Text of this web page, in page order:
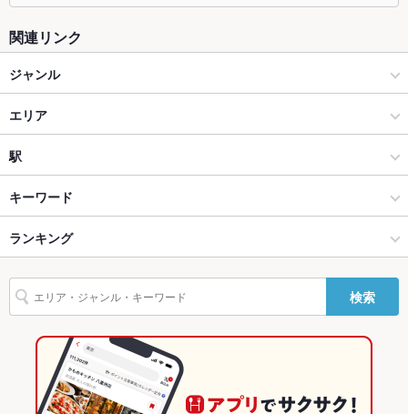
ソファー あり
テラス席
貸切
設備
Wi-Fi
ー
駐車場
その他設備 －
その他
飲み放題 なし
食べ放題 なし
関連リンク
ジャンル
創作料理
和風
春日井・小牧・一宮・江南・瀬戸 × 創作料理
春日井・小牧・一宮・江南・瀬戸 × 和風
江南駅 × 創作料理
江南駅 × 和風
日本料理・懐石・割烹
エリア
江南
江南 × 創作料理
江南 × 和風
江南 × 和食
江南 × 日本料理・懐石・割烹
愛知 × 創作料理
駅
江南駅
キーワード
塩辛 うなぎ
ランキング
愛知のグルメランキング
愛知の創作料理ランキング
春日井・小牧・一宮・江南・瀬戸のグルメランキング
春日井・小牧・一宮・江南・瀬戸の創作料理ランキング
検索